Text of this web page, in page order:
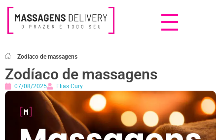
Zodíaco de massagens
Zodíaco de massagens
07/08/2025 Elias Cury